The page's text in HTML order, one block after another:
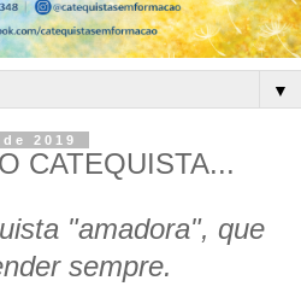
▼
2019
CATEQUISTA...
"amadora", que
sempre.